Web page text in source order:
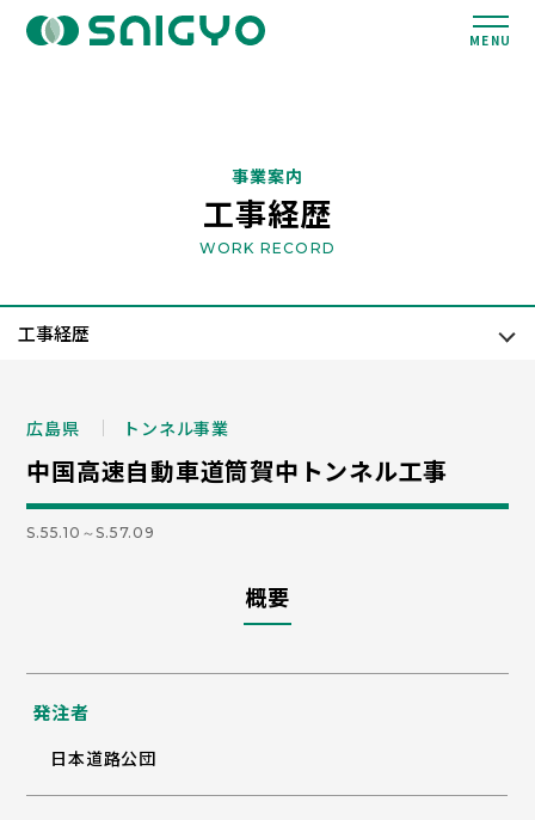
MENU
事業案内
工事経歴
WORK RECORD
広島県 トンネル事業
中国高速自動車道筒賀中トンネル工事
S.55.10～S.57.09
概要
発注者
日本道路公団